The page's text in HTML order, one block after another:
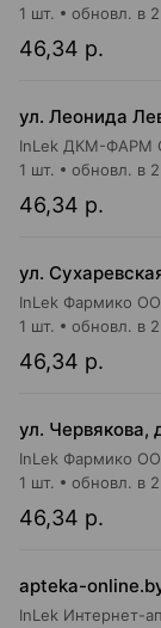
46,34 р.
1 шт. обновл. в
ул. Леонида
InLek ДКМ-ФАРМ
46,34 р.
1 шт. обновл. в
ул.
InLek Фармико
46,34 р.
1 шт. обновл. в
ул. Червякова,
InLek Фармико
46,34 р.
1 шт. обновл. в
apteka-
InLek Интернет-